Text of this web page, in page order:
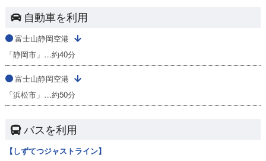
自動車を利用
富士山静岡空港
「静岡市」…約40分
富士山静岡空港
「浜松市」…約50分
バスを利用
【しずてつジャストライン】